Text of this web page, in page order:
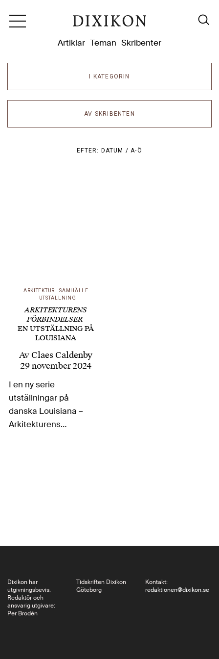
Artiklar Teman Skribenter
I KATEGORIN
AV SKRIBENTEN
EFTER: DATUM /A-Ö
ARKITEKTUR
SAMHÄLLE
UTSTÄLLNING
ARKITEKTURENS
FÖRBINDELSER
EN UTSTÄLLNING PÅ
LOUISIANA
AvClaes Caldenby
29 november 2024
I en ny serie
utställningar på
danska Louisiana –
Arkitekturens
med inspiration och
Dixikon har
utgivningsbevis.
Redaktör och
ansvarig utgivare:
Per Brodén
Tidskriften Dixikon
Göteborg
Kontakt:
redaktionen@dixikon.se